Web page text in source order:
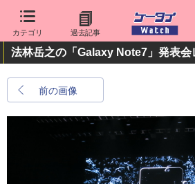
カテゴリ 過去記事
法林岳之の「Galaxy Note7」発表会
前の画像